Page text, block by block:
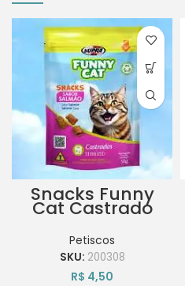
Snacks Funny
Cat Castrado
50g
Petiscos
SKU: 200308
R$ 4,50